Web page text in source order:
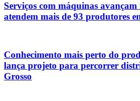
Serviços com máquinas avançam
atendem mais de 93 produtores
Conhecimento mais perto do
lança projeto para percorrer
Grosso